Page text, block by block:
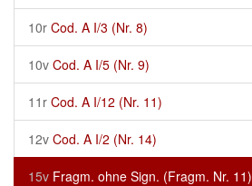
10r Cod. A I/3 (Nr. 8)
10v Cod. A I/5 (Nr. 9)
11r Cod. A I/12 (Nr. 11)
12v Cod. A I/2 (Nr. 14)
15v Fragm. ohne Sign. (Fragm. Nr. 11)